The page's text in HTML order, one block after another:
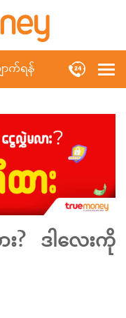
က်ရန်
? ဒါလေးကို